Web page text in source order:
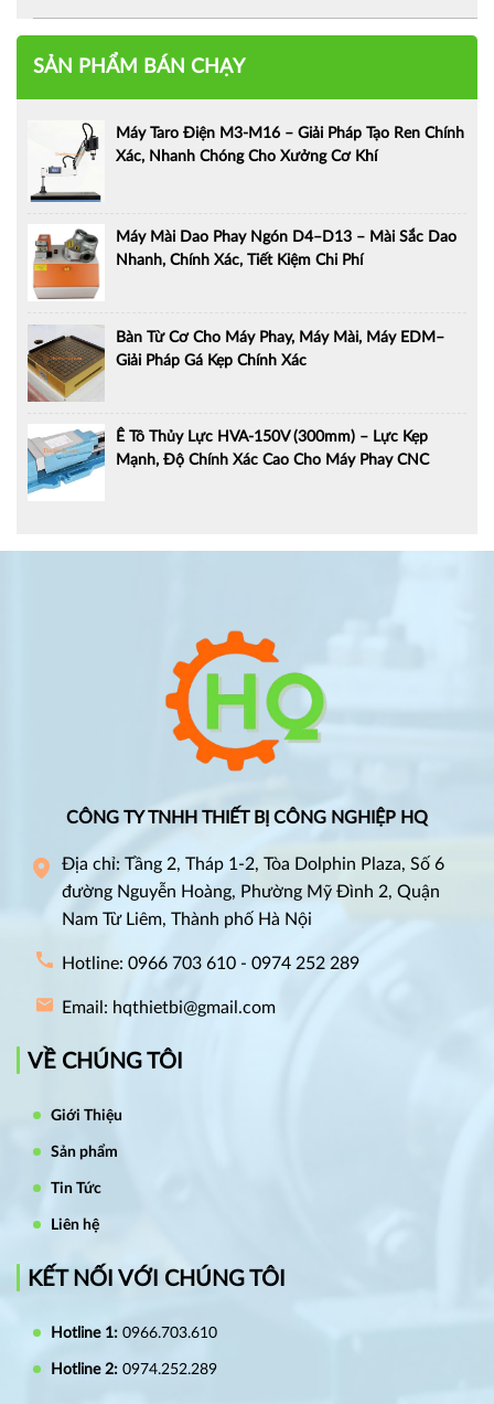
SẢN PHẨM BÁN CHẠY
Máy Taro Điện M3-M16 – Giải Pháp Tạo Ren Chính
Xác, Nhanh Chóng Cho Xưởng Cơ Khí
Máy Mài Dao Phay Ngón D4–D13 – Mài Sắc Dao
Nhanh, Chính Xác, Tiết Kiệm Chi Phí
Bàn Từ Cơ Cho Máy Phay, Máy Mài, Máy EDM–
Giải Pháp Gá Kẹp Chính Xác
Ê Tô Thủy Lực HVA-150V (300mm) – Lực Kẹp
Mạnh, Độ Chính Xác Cao Cho Máy Phay CNC
CÔNG TY TNHH THIẾT BỊ CÔNG NGHIỆP HQ
Địa chỉ: Tầng 2, Tháp 1-2, Tòa Dolphin Plaza, Số 6
đường Nguyễn Hoàng, Phường Mỹ Đình 2, Quận
Nam Từ Liêm, Thành phố Hà Nội
Hotline: 0966 703 610 - 0974 252 289
Email: hqthietbi@gmail.com
VỀ CHÚNG TÔI
Giới Thiệu
Sản phẩm
Tin Tức
Liên hệ
KẾT NỐI VỚI CHÚNG TÔI
Hotline 1: 0966.703.610
Hotline 2: 0974.252.289